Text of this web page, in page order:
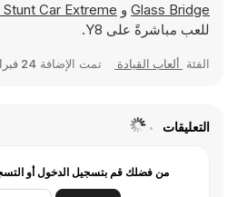
Glass Bridge و Stunt Car Extreme
للعب مباشرةً على Y8.
الفئة ألعاب القيادة تمت الإضافة 24 فبراير 2024
التعليقات
من فضلك قم بتسجيل الدخول أو